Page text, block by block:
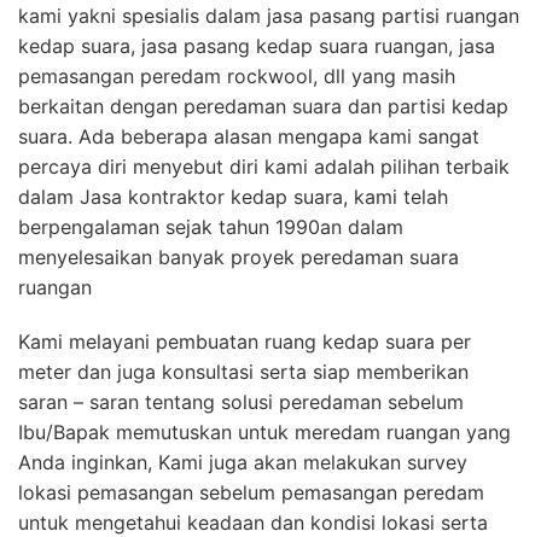
kami yakni spesialis dalam jasa pasang partisi ruangan
kedap suara, jasa pasang kedap suara ruangan, jasa
pemasangan peredam rockwool, dll yang masih
berkaitan dengan peredaman suara dan partisi kedap
suara. Ada beberapa alasan mengapa kami sangat
percaya diri menyebut diri kami adalah pilihan terbaik
dalam Jasa kontraktor kedap suara, kami telah
berpengalaman sejak tahun 1990an dalam
menyelesaikan banyak proyek peredaman suara
ruangan
Kami melayani pembuatan ruang kedap suara per
meter dan juga konsultasi serta siap memberikan
saran – saran tentang solusi peredaman sebelum
Ibu/Bapak memutuskan untuk meredam ruangan yang
Anda inginkan, Kami juga akan melakukan survey
lokasi pemasangan sebelum pemasangan peredam
untuk mengetahui keadaan dan kondisi lokasi serta